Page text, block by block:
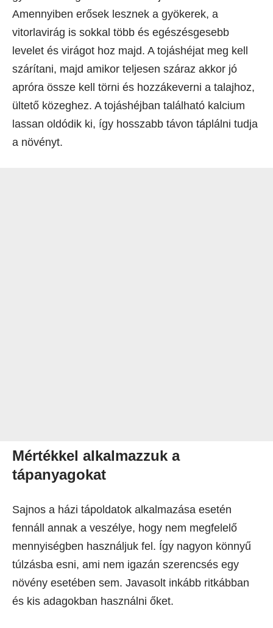
Amennyiben erősek lesznek a gyökerek, a
vitorlavirág is sokkal több és egészésgesebb
levelet és virágot hoz majd. A tojáshéjat meg kell
szárítani, majd amikor teljesen száraz akkor jó
apróra össze kell törni és hozzákeverni a talajhoz,
ültető közeghez. A tojáshéjban található kalcium
lassan oldódik ki, így hosszabb távon táplálni tudja
a növényt.
Mértékkel alkalmazzuk a
tápanyagokat
Sajnos a házi tápoldatok alkalmazása esetén
fennáll annak a veszélye, hogy nem megfelelő
mennyiségben használjuk fel. Így nagyon könnyű
túlzásba esni, ami nem igazán szerencsés egy
növény esetében sem. Javasolt inkább ritkábban
és kis adagokban használni őket.